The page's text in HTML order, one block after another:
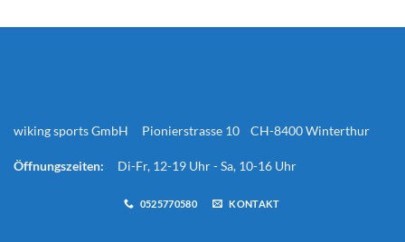
wiking sports GmbH Pionierstrasse 10 CH-8400 Winterthur
Öffnungszeiten: Di-Fr, 12-19 Uhr - Sa, 10-16 Uhr
0525770580 KONTAKT